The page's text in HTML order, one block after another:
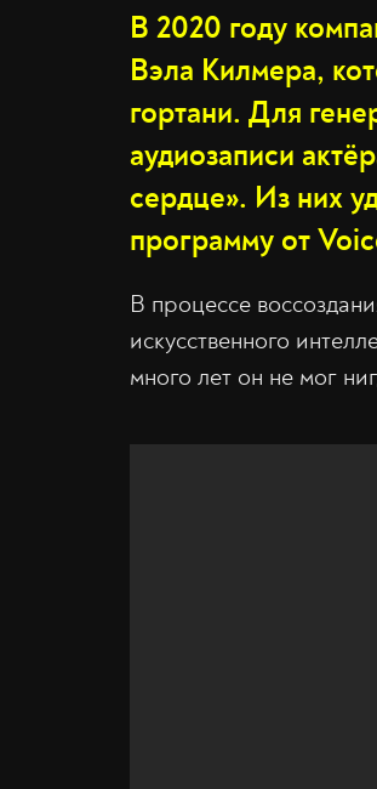
В 2020 году
Вэла Килмера,
гортани. Для
аудиозаписи
сердце». Из них
программу от
В процессе
искусственного
много лет он не мог